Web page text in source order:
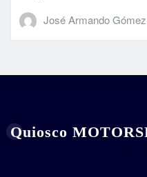
José Armando Gómez
Quiosco